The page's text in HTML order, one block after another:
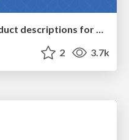
How to optimise 3,500 product descriptions for ecommerce in one day using ChatGPT
2 3.7k